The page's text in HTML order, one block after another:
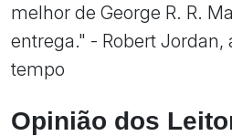
melhor de George R. R.
entrega." - Robert Jordan,
tempo
Opinião dos